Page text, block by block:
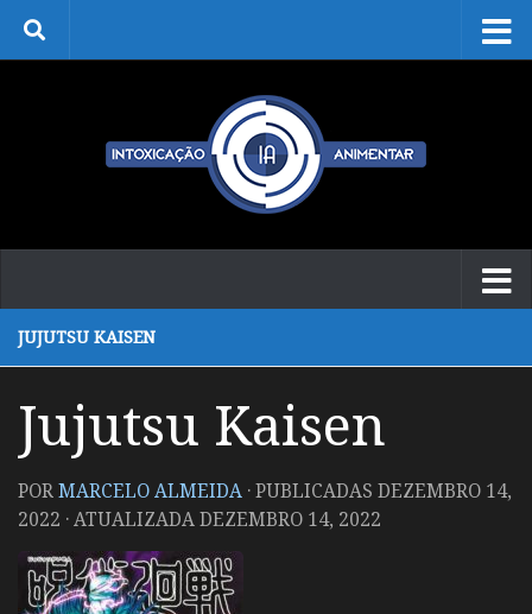
Skip to content
JUJUTSU KAISEN
Jujutsu Kaisen
PORMARCELO ALMEIDA · PUBLICADAS DEZEMBRO 14,
2022 · ATUALIZADADEZEMBRO 14, 2022